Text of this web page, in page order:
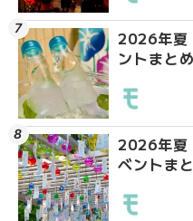
2026年夏
ントまと
2026年夏
ベントま